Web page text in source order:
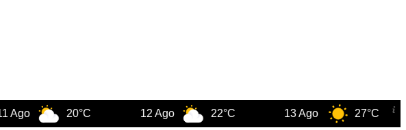
20°C 12 Ago 22°C 13 Ago 27°C